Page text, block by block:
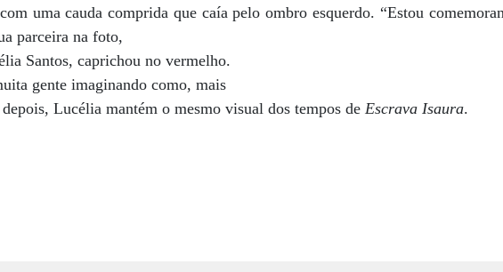
uma cauda comprida que caía pelo ombro esquerdo. “Estou
parceira na foto,
Santos, caprichou no vermelho.
gente imaginando como, mais
depois, Lucélia mantém o mesmo visual dos tempos deEscrava Isaura.